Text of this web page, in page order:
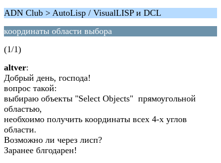
ADN Club > AutoLisp / VisualLISP и DCL
координаты области выбора
(1/1)
altver:
Добрый день, господа!
вопрос такой:
выбираю объекты "Select Objects" прямоугольной
областью,
необхоимо получить координаты всех 4-х углов
области.
Возможно ли через лисп?
Заранее блгодарен!